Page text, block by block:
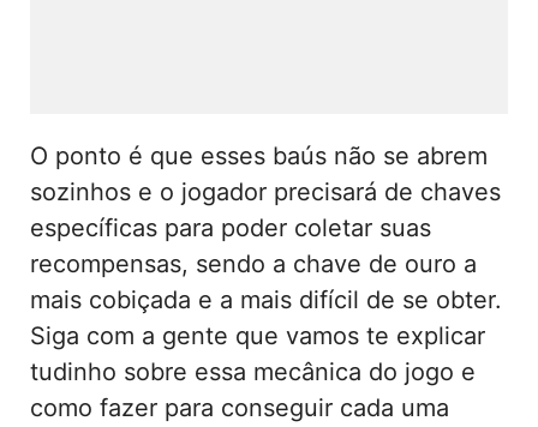
O ponto é que esses baús não se abrem
sozinhos e o jogador precisará de chaves
específicas para poder coletar suas
recompensas, sendo a chave de ouro a
mais cobiçada e a mais difícil de se obter.
Siga com a gente que vamos te explicar
tudinho sobre essa mecânica do jogo e
como fazer para conseguir cada uma